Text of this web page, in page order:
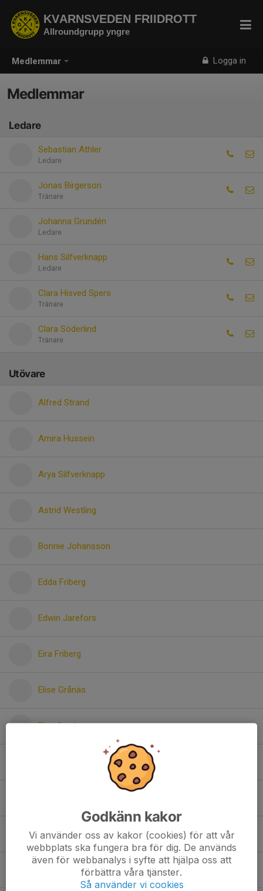
Medlemmar Logga in
KVARNSVEDEN FRIIDROTT
Allroundgrupp yngre
Medlemmar
Ledare
Sebastian Athler
Ledare
Jonas Birgerson
Tränare
Johanna Grundén
Ledare
Hans Silfverknapp
Ledare
Clara Hisved Spers
Tränare
Clara Söderlind
Tränare
Utövare
Alfred Strand
Amira Hussein
Arya Silfverknapp
Astrid Westling
Bonnie Johansson
Edda Friberg
Edwin Jarefors
Eira Friberg
Elise Grånäs
Elsa Arvidsson
Fatima Abdi
Frank Hindrikes Andersson
Godkänn kakor
Vi använder oss av kakor (cookies) för att vår
webbplats ska fungera bra för dig. De används
även för webbanalys i syfte att hjälpa oss att
förbättra våra tjänster.
Så använder vi cookies